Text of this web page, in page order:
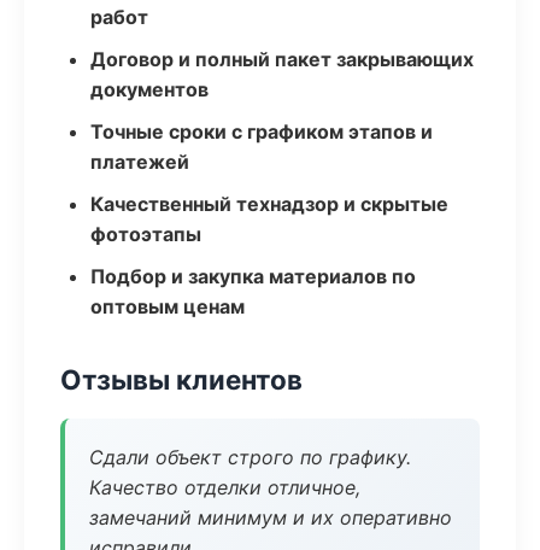
работ
Договор и полный пакет закрывающих
документов
Точные сроки с графиком этапов и
платежей
Качественный технадзор и скрытые
фотоэтапы
Подбор и закупка материалов по
оптовым ценам
Отзывы клиентов
Сдали объект строго по графику.
Качество отделки отличное,
замечаний минимум и их оперативно